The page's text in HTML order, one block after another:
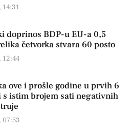
14:31
doprinos BDP-u EU-a 0,5
četvorka stvara 60 posto
12:44
ove i prošle godine u prvih 6
s istim brojem sati negativnih
07:53